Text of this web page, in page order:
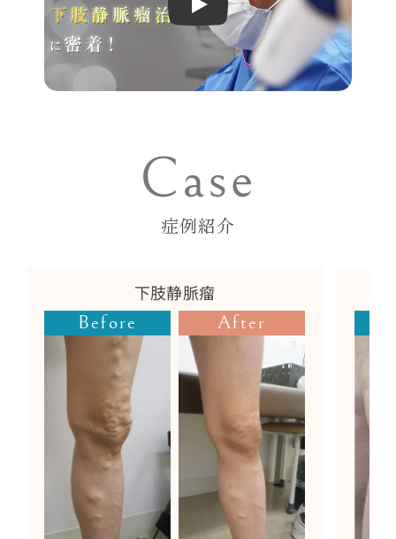
Play
Case
症例紹介
下肢静脈瘤
Before After